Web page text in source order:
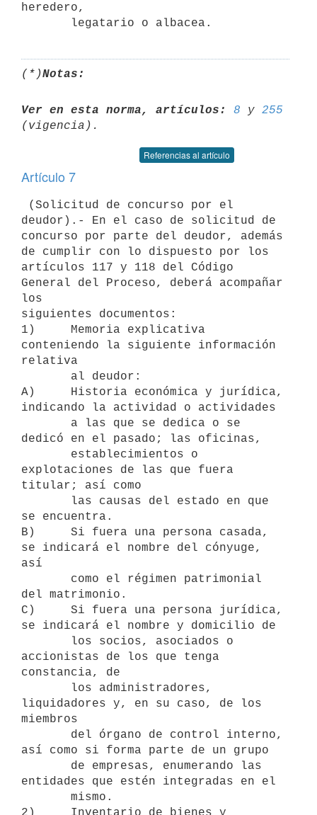
heredero,
(*)Notas:
Ver en esta norma, artículos: 8 y 255
Referencias al artículo
Artículo 7
deudor).- En el caso de solicitud de
concurso por parte del deudor, además
de cumplir con lo dispuesto por los
artículos 117 y 118 del Código
General del Proceso, deberá acompañar
los
siguientes documentos:
1)     Memoria explicativa
conteniendo la siguiente información
relativa
A)     Historia económica y jurídica,
indicando la actividad o actividades
dedicó en el pasado; las oficinas,
explotaciones de las que fuera
titular; así como
se encuentra.
B)     Si fuera una persona casada,
se indicará el nombre del cónyuge,
así
del matrimonio.
C)     Si fuera una persona jurídica,
se indicará el nombre y domicilio de
accionistas de los que tenga
constancia, de
liquidadores y, en su caso, de los
miembros
así como si forma parte de un grupo
entidades que estén integradas en el